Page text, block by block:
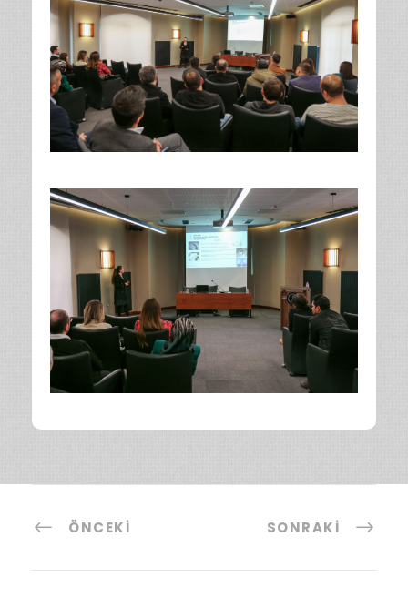
ÖNCEKI SONRAKI